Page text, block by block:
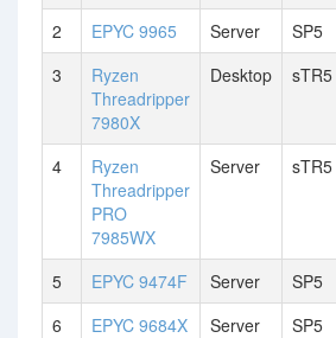
2 EPYC 9965 Server SP5
3
Ryzen
Threadripper
7980X
Desktop sTR5
4
Ryzen
Threadripper
PRO
7985WX
Server sTR5
5 EPYC 9474F Server SP5
6
EPYC 9684X Server SP5